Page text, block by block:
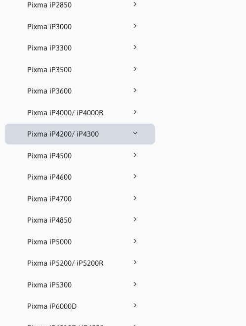
Pixma iP2850
Pixma iP3000
Pixma iP3300
Pixma iP3500
Pixma iP3600
Pixma iP4000/ iP4000R
Pixma iP4200/ iP4300
Pixma iP4500
Pixma iP4600
Pixma iP4700
Pixma iP4850
Pixma iP5000
Pixma iP5200/ iP5200R
Pixma iP5300
Pixma iP6000D